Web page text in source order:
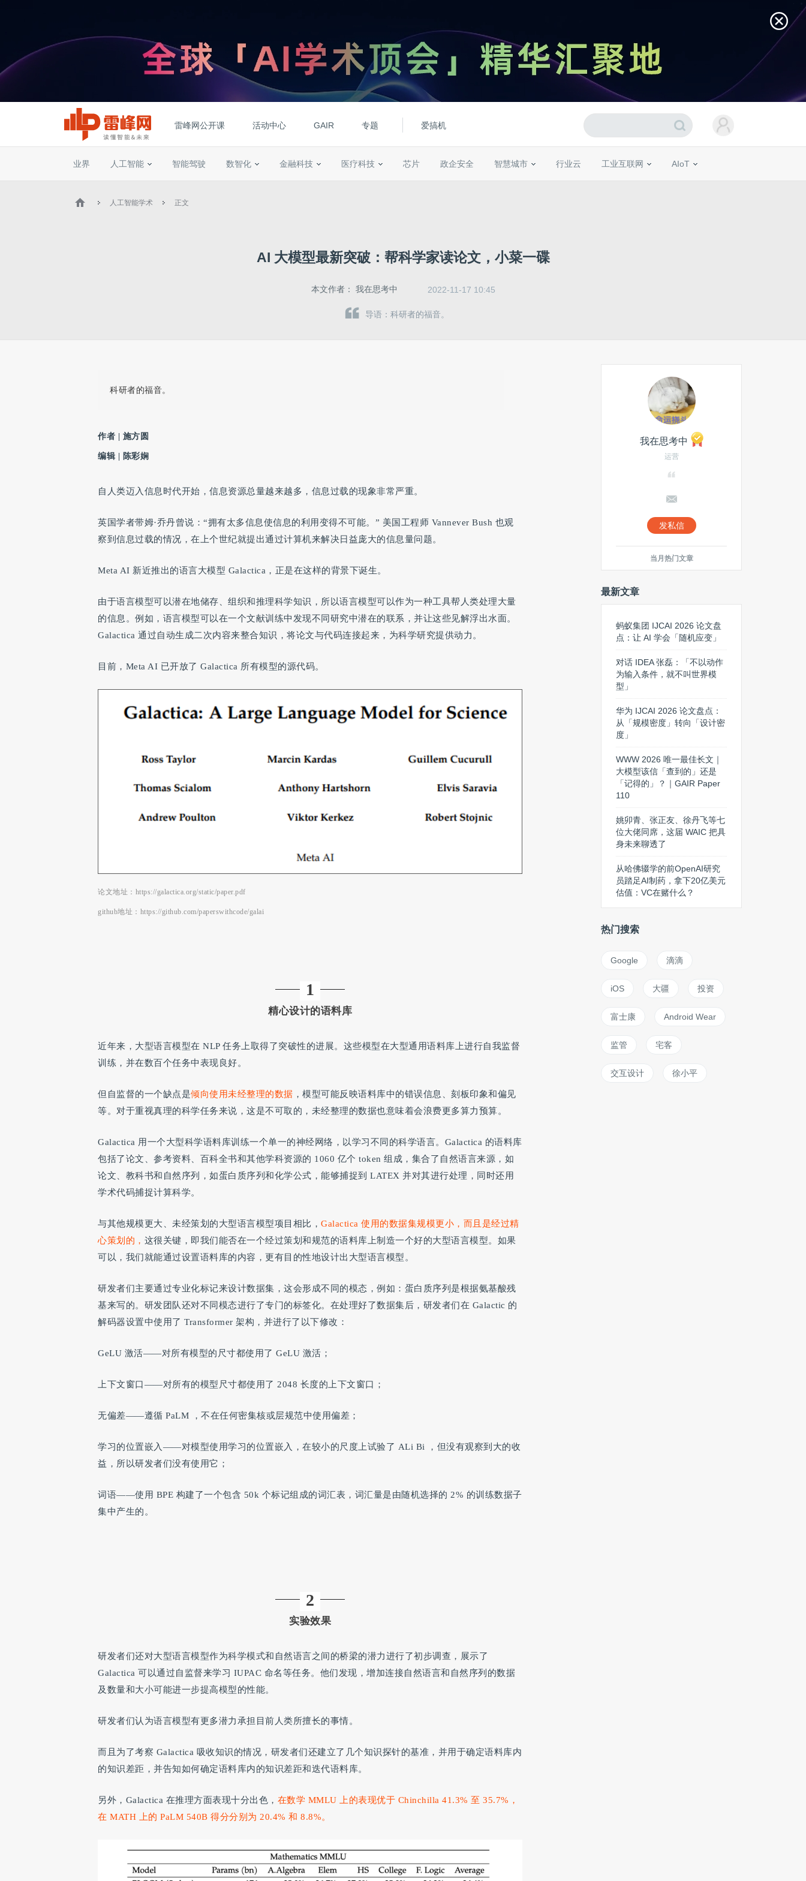
雷峰网公开课 活动中心 GAIR 专题 爱搞机
业界 人工智能 智能驾驶 数智化 金融科技 医疗科技 芯片 政企安全 智慧城市 行业云 工业互联网 AIoT
人工智能学术 正文
AI 大模型最新突破：帮科学家读论文，小菜一碟
本文作者： 我在思考中 2022-11-17 10:45
导语：科研者的福音。
科研者的福音。
作者 | 施方圆
编辑 | 陈彩娴
自人类迈入信息时代开始，信息资源总量越来越多，信息过载的现象非常严重。
英国学者带姆·乔丹曾说：“拥有太多信息使信息的利用变得不可能。” 美国工程师 Vannever Bush 也观
察到信息过载的情况，在上个世纪就提出通过计算机来解决日益庞大的信息量问题。
Meta AI 新近推出的语言大模型 Galactica，正是在这样的背景下诞生。
由于语言模型可以潜在地储存、组织和推理科学知识，所以语言模型可以作为一种工具帮人类处理大量
的信息。例如，语言模型可以在一个文献训练中发现不同研究中潜在的联系，并让这些见解浮出水面。
Galactica 通过自动生成二次内容来整合知识，将论文与代码连接起来，为科学研究提供动力。
目前，Meta AI 已开放了 Galactica 所有模型的源代码。
论文地址：https://galactica.org/static/paper.pdf
github地址：https://github.com/paperswithcode/galai
1
精心设计的语料库
近年来，大型语言模型在 NLP 任务上取得了突破性的进展。这些模型在大型通用语料库上进行自我监督
训练，并在数百个任务中表现良好。
但自监督的一个缺点是倾向使用未经整理的数据 ，模型可能反映语料库中的错误信息、刻板印象和偏见
等。对于重视真理的科学任务来说，这是不可取的，未经整理的数据也意味着会浪费更多算力预算。
Galactica 用一个大型科学语料库训练一个单一的神经网络，以学习不同的科学语言。Galactica 的语料库
包括了论文、参考资料、百科全书和其他学科资源的 1060 亿个 token 组成，集合了自然语言来源，如
论文、教科书和自然序列，如蛋白质序列和化学公式，能够捕捉到 LATEX 并对其进行处理，同时还用
学术代码捕捉计算科学。
与其他规模更大、未经策划的大型语言模型项目相比， Galactica 使用的数据集规模更小，而且是经过精
心策划的， 这很关键，即我们能否在一个经过策划和规范的语料库上制造一个好的大型语言模型。如果
可以，我们就能通过设置语料库的内容，更有目的性地设计出大型语言模型。
研发者们主要通过专业化标记来设计数据集，这会形成不同的模态，例如：蛋白质序列是根据氨基酸残
基来写的。研发团队还对不同模态进行了专门的标签化。在处理好了数据集后，研发者们在 Galactic 的
解码器设置中使用了 Transformer 架构，并进行了以下修改：
GeLU 激活——对所有模型的尺寸都使用了 GeLU 激活；
上下文窗口——对所有的模型尺寸都使用了 2048 长度的上下文窗口；
无偏差——遵循 PaLM ，不在任何密集核或层规范中使用偏差；
学习的位置嵌入——对模型使用学习的位置嵌入，在较小的尺度上试验了 ALi Bi ，但没有观察到大的收
益，所以研发者们没有使用它；
词语——使用 BPE 构建了一个包含 50k 个标记组成的词汇表，词汇量是由随机选择的 2% 的训练数据子
集中产生的。
2
实验效果
研发者们还对大型语言模型作为科学模式和自然语言之间的桥梁的潜力进行了初步调查，展示了
Galactica 可以通过自监督来学习 IUPAC 命名等任务。他们发现，增加连接自然语言和自然序列的数据
及数量和大小可能进一步提高模型的性能。
研发者们认为语言模型有更多潜力承担目前人类所擅长的事情。
而且为了考察 Galactica 吸收知识的情况，研发者们还建立了几个知识探针的基准，并用于确定语料库内
的知识差距，并告知如何确定语料库内的知识差距和迭代语料库。
另外，Galactica 在推理方面表现十分出色， 在数学 MMLU 上的表现优于 Chinchilla 41.3% 至 35.7%，
在 MATH 上的 PaLM 540B 得分分别为 20.4% 和 8.8%。
我在思考中
运营
发私信
当月热门文章
最新文章
蚂蚁集团 IJCAI 2026 论文盘
点：让 AI 学会「随机应变」
对话 IDEA 张磊：「不以动作
为输入条件，就不叫世界模
型」
华为 IJCAI 2026 论文盘点：
从「规模密度」转向「设计密
度」
WWW 2026 唯一最佳长文｜
大模型该信「查到的」还是
「记得的」？｜GAIR Paper
110
姚卯青、张正友、徐丹飞等七
位大佬同席，这届 WAIC 把具
身未来聊透了
从哈佛辍学的前OpenAI研究
员踏足AI制药，拿下20亿美元
估值：VC在赌什么？
热门搜索
Google 滴滴
iOS 大疆 投资
富士康 Android Wear
监管 宅客
交互设计 徐小平